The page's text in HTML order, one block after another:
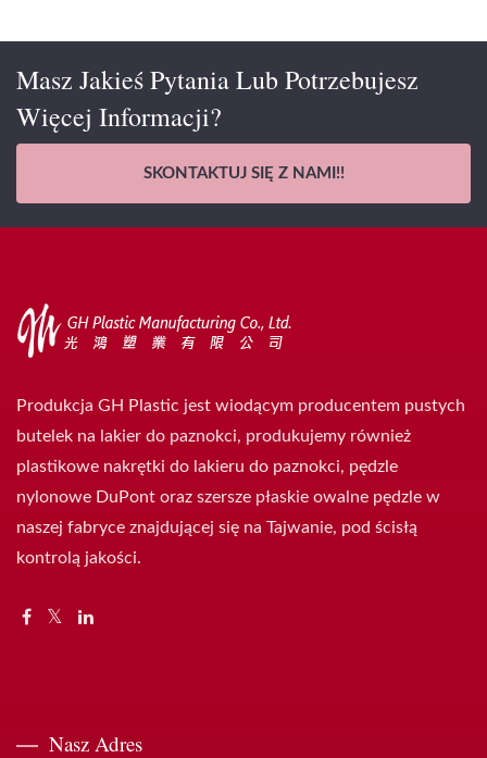
Masz Jakieś Pytania Lub Potrzebujesz
Więcej Informacji?
SKONTAKTUJ SIĘ Z NAMI!!
Produkcja GH Plastic jest wiodącym producentem pustych
butelek na lakier do paznokci, produkujemy również
plastikowe nakrętki do lakieru do paznokci, pędzle
nylonowe DuPont oraz szersze płaskie owalne pędzle w
naszej fabryce znajdującej się na Tajwanie, pod ścisłą
kontrolą jakości.
Nasz Adres